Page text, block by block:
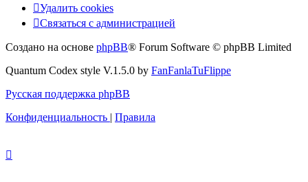
Удалить cookies
Связаться с администрацией
Создано на основе phpBB® Forum Software © phpBB Limited
Quantum Codex style V.1.5.0 by FanFanlaTuFlippe
Русская поддержка phpBB
Конфиденциальность | Правила